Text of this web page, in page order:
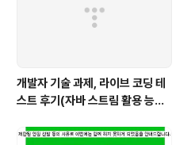
개발자 기술 과제, 라이브 코딩 테
스트 후기(자바 스트림 활용 능력